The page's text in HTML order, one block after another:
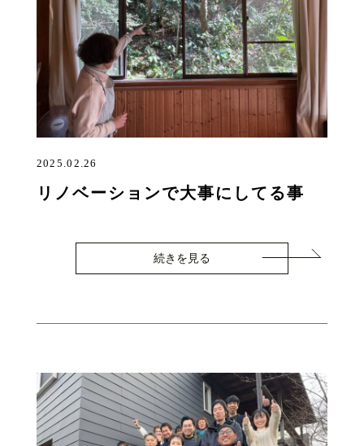
2025.02.26
リノベーションで大事にしてる事
続きを見る